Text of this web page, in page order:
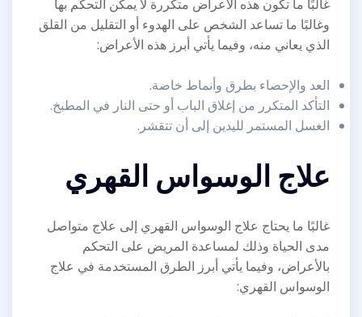
غالبًا ما تكون هذه الأعراض متكررة لا يمكن التحكم بها
وغالبًا ما تساعد الشخص على الهدوء أو التقليل من القلق
الذي يعاني منه، وفيما يأتي أبرز هذه الأعراض:
العد والإحصاء بطرق وأنماط خاصة.
التأكد المتكرر من إغلاق الباب أو حتى النار في المطبخ.
الغسل المستمر لليدين إلى أن تتقشر.
علاج الوسواس القهري
غالبًا ما يحتاج علاج الوسواس القهري إلى علاج متواصل
مدى الحياة وذلك لمساعدة المريض على التحكم
بالأعراض، وفيما يأتي أبرز الطرق المستخدمة في علاج
الوسواس القهري: